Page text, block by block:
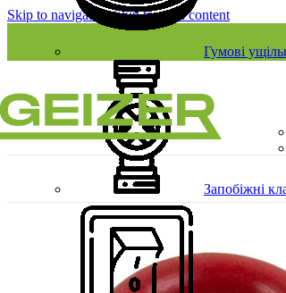
Skip to navigationSkip to main content
Гумові
Запобіжні